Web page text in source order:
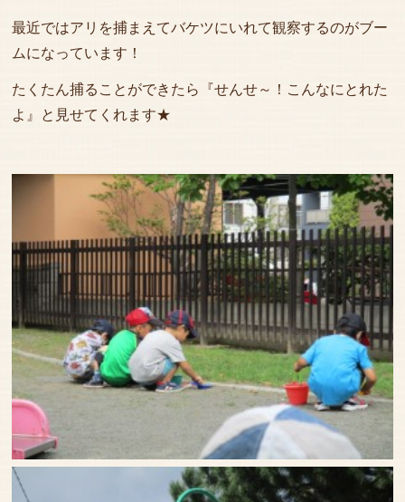
最近ではアリを捕まえてバケツにいれて観察するのがブー
ムになっています！
たくたん捕ることができたら『せんせ～！こんなにとれた
よ』と見せてくれます★